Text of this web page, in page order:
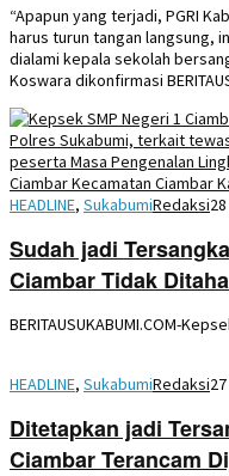
“Apapun yang terjadi, PGRI
harus turun tangan langsung,
dialami kepala sekolah
Koswara dikonfirmasi
HEADLINE, SukabumiRedaksi
Sudah jadi
Ciambar Tidak
BERITAUSUKABUMI.COM-
HEADLINE, SukabumiRedaksi
Ditetapkan jadi
Ciambar Terancam